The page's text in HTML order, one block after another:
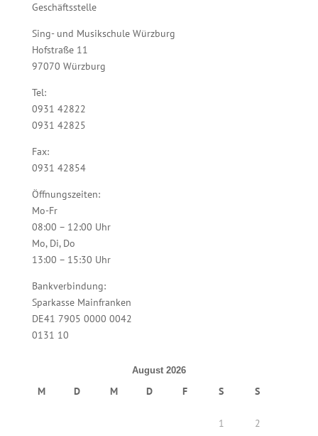
Geschäftsstelle
Sing- und Musikschule Würzburg
Hofstraße 11
97070 Würzburg
Tel:
0931 42822
0931 42825
Fax:
0931 42854
Öffnungszeiten:
Mo-Fr
08:00 – 12:00 Uhr
Mo, Di, Do
13:00 – 15:30 Uhr
Bankverbindung:
Sparkasse Mainfranken
DE41 7905 0000 0042
0131 10
August 2026
M D M D F S S
1 2